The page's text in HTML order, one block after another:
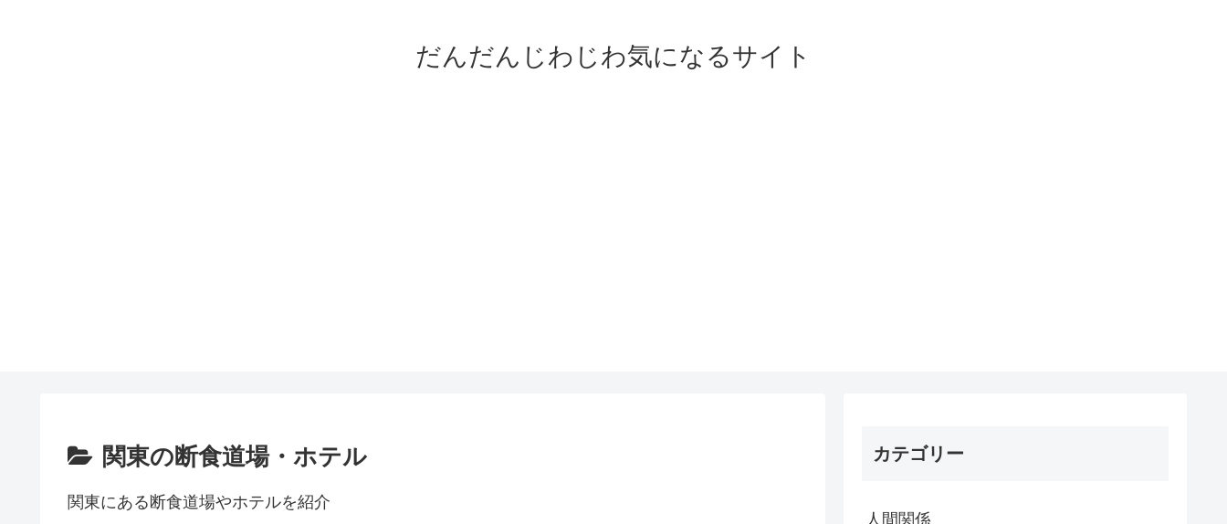
だんだんじわじわ気になるサイト
関東の断食道場・ホテル
関東にある断食道場やホテルを紹介
カテゴリー
人間関係